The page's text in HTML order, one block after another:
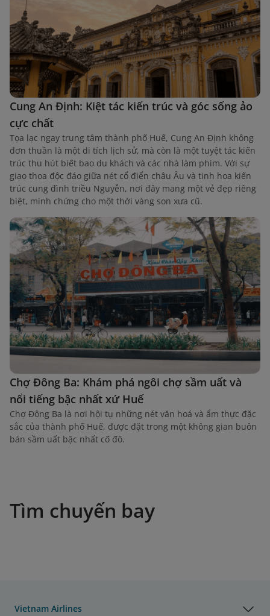
Cung An Định: Kiệt tác kiến trúc và góc sống ảo
cực chất
Tọa lạc ngay trung tâm thành phố Huế, Cung An Định không
đơn thuần là một di tích lịch sử, mà còn là một tuyệt tác kiến
trúc thu hút biết bao du khách và các nhà làm phim. Với sự
giao thoa độc đáo giữa nét cổ điển châu Âu và tinh hoa kiến
trúc cung đình triều Nguyễn, nơi đây mang một vẻ đẹp riêng
biệt, minh chứng cho một thời vàng son xưa cũ.
Chợ Đông Ba: Khám phá ngôi chợ sầm uất và
nổi tiếng bậc nhất xứ Huế
Chợ Đông Ba là nơi hội tụ những nét văn hoá và ẩm thực đặc
sắc của thành phố Huế, được đặt trong một không gian buôn
bán sầm uất bậc nhất cố đô.
Tìm chuyến bay
Vietnam Airlines